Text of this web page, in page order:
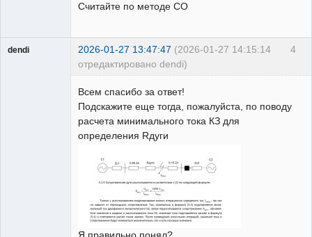
Считайте по методе СО
4
dendi 2026-01-27 13:47:47 (2026-01-27 14:15:14
отредактировано dendi)
Всем спасибо за ответ!
Подскажите еще тогда, пожалуйста, по поводу
расчета минимального тока КЗ для
определения Rдуги
Я правильно понял?